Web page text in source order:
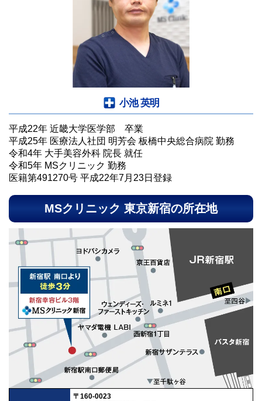
小池 英明
平成22年 近畿大学医学部 卒業
平成25年 医療法人社団 明芳会 板橋中央総合病院 勤務
令和4年 大手美容外科 院長 就任
令和5年 MSクリニック 勤務
医籍第491270号 平成22年7月23日登録
MSクリニック 東京新宿の所在地
〒160-0023